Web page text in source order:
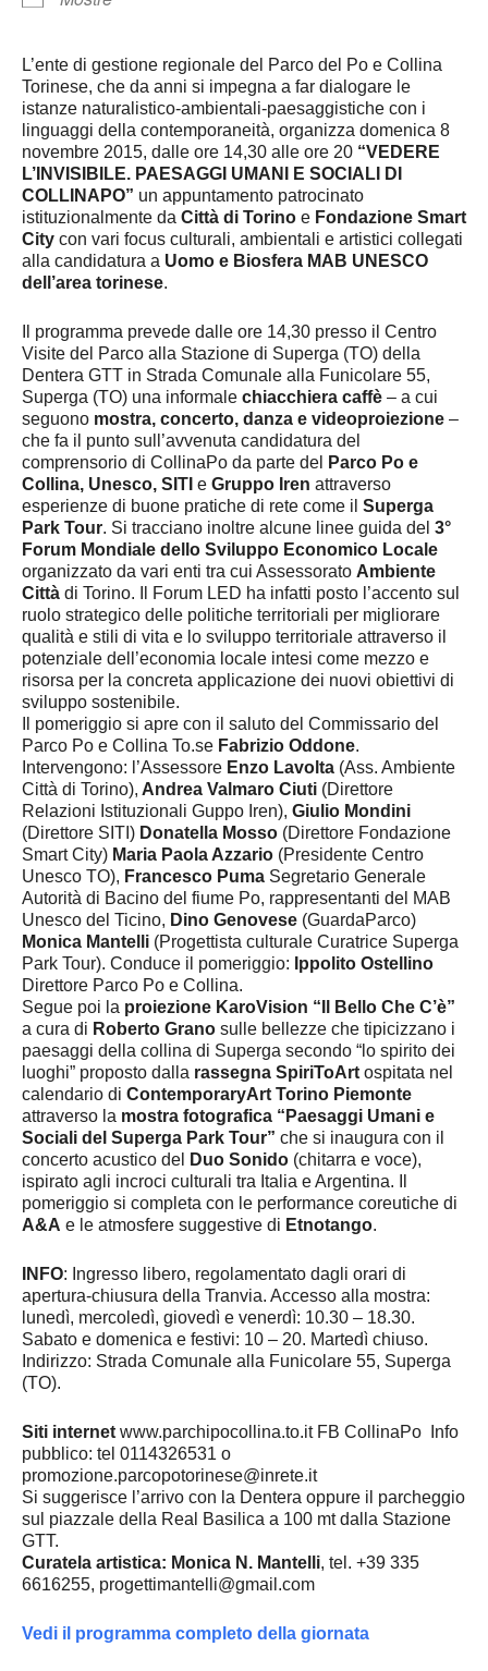
L’ente di gestione regionale del Parco del Po e Collina
Torinese, che da anni si impegna a far dialogare le
istanze naturalistico-ambientali-paesaggistiche con i
linguaggi della contemporaneità, organizza domenica 8
novembre 2015, dalle ore 14,30 alle ore 20 “VEDERE
L’INVISIBILE. PAESAGGI UMANI E SOCIALI DI
COLLINAPO” un appuntamento patrocinato
istituzionalmente da Città di Torino e Fondazione Smart
City con vari focus culturali, ambientali e artistici collegati
alla candidatura a Uomo e Biosfera MAB UNESCO
dell’area torinese.
Il programma prevede dalle ore 14,30 presso il Centro
Visite del Parco alla Stazione di Superga (TO) della
Dentera GTT in Strada Comunale alla Funicolare 55,
Superga (TO) una informale chiacchiera caffè – a cui
seguono mostra, concerto, danza e videoproiezione –
che fa il punto sull’avvenuta candidatura del
comprensorio di CollinaPo da parte del
Parco Po e
Collina, Unesco, SITI e Gruppo Iren attraverso
esperienze di buone pratiche di rete come il Superga
Park Tour. Si tracciano inoltre alcune linee guida del 3°
Forum Mondiale dello Sviluppo Economico Locale
organizzato da vari enti tra cui Assessorato Ambiente
Città di Torino. Il Forum LED ha infatti posto l’accento sul
ruolo strategico delle politiche territoriali per migliorare
qualità e stili di vita e lo sviluppo territoriale attraverso il
potenziale dell’economia locale intesi come mezzo e
risorsa per la concreta applicazione dei nuovi obiettivi di
sviluppo sostenibile.
Il pomeriggio si apre con il saluto del Commissario del
Parco Po e Collina To.se Fabrizio Oddone.
Intervengono: l’Assessore Enzo Lavolta (Ass. Ambiente
Città di Torino), Andrea Valmaro Ciuti (Direttore
Relazioni Istituzionali Guppo Iren), Giulio Mondini
(Direttore SITI) Donatella Mosso (Direttore Fondazione
Smart City) Maria Paola Azzario (Presidente Centro
Unesco TO), Francesco Puma Segretario Generale
Autorità di Bacino del fiume Po, rappresentanti del MAB
Unesco del Ticino, Dino Genovese (GuardaParco)
Monica Mantelli (Progettista culturale Curatrice Superga
Park Tour). Conduce il pomeriggio: Ippolito Ostellino
Direttore Parco Po e Collina.
Segue poi la proiezione KaroVision “Il Bello Che C’è”
a cura di Roberto Grano sulle bellezze che tipicizzano i
paesaggi della collina di Superga secondo “lo spirito dei
luoghi” proposto dalla rassegna SpiriToArt ospitata nel
calendario di ContemporaryArt Torino Piemonte
attraverso la mostra fotografica “Paesaggi Umani e
Sociali del Superga Park Tour” che si inaugura con il
concerto acustico del
Duo Sonido (chitarra e voce),
ispirato agli incroci culturali tra Italia e Argentina. Il
pomeriggio si completa con le performance coreutiche di
A&A e le atmosfere suggestive di Etnotango.
INFO: Ingresso libero, regolamentato dagli orari di
apertura-chiusura della Tranvia. Accesso alla mostra:
lunedì, mercoledì, giovedì e venerdì: 10.30 – 18.30.
Sabato e domenica e festivi: 10 – 20. Martedì chiuso.
Indirizzo: Strada Comunale alla Funicolare 55, Superga
(TO).
Siti internet www.parchipocollina.to.it FB CollinaPo Info
pubblico: tel 0114326531 o
promozione.parcopotorinese@inrete.it
Si suggerisce l’arrivo con la Dentera oppure il parcheggio
sul piazzale della Real Basilica a 100 mt dalla Stazione
GTT.
Curatela artistica: Monica N. Mantelli, tel. +39 335
6616255, progettimantelli@gmail.com
Vedi il programma completo della giornata